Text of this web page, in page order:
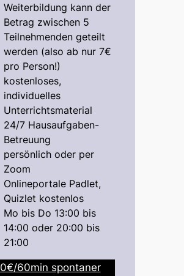
Weiterbildung kann der
Betrag zwischen 5
Teilnehmenden geteilt
werden (also ab nur 7€
pro Person!)
kostenloses,
individuelles
Unterrichtsmaterial
24/7 Hausaufgaben-
Betreuung
persönlich oder per
Zoom
Onlineportale Padlet,
Quizlet kostenlos
Mo bis Do 13:00 bis
14:00 oder 20:00 bis
21:00
60min spontaner